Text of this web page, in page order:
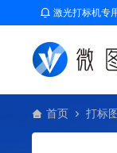
激光打标机专
首页 打标